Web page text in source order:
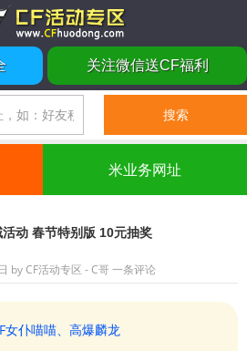
关注微信送CF福利
米业务网址
动 春节特别版 10元抽奖
byCF活动专区 - C哥 一条评论
女仆喵喵、高爆麟龙